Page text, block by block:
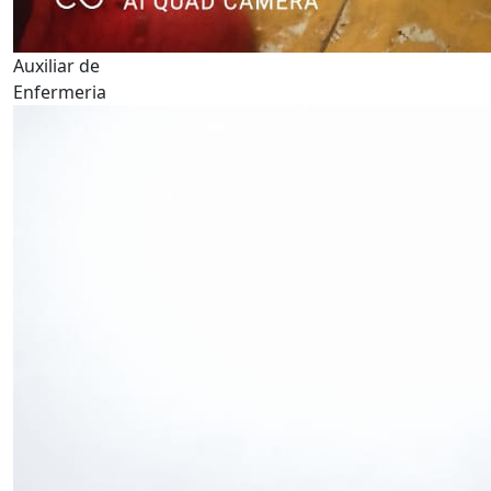
Auxiliar de
Enfermeria